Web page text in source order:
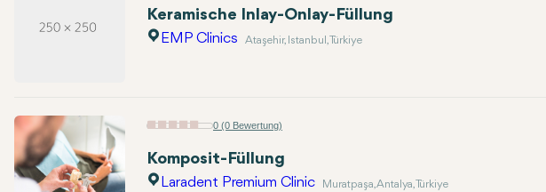
Keramische Inlay-Onlay-Füllung
EMP Clinics Ataşehir, Istanbul, Türkiye
0 (0 Bewertung)
Komposit-Füllung
Laradent Premium Clinic Muratpaşa, Antalya, Türkiye